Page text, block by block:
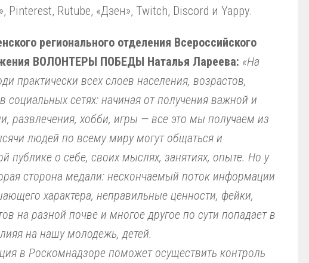
Pinterest, Rutube, «Дзен», Twitch, Discord и Yappy.
регионального отделения Всероссийского
ВОЛОНТЕРЫ ПОБЕДЫ Наталья Лареева: «На
практически всех слоев населения, возрастов,
социальных сетях: начиная от получения важной и
развлечения, хобби, игры — все это мы получаем из
людей по всему миру могут общаться и
публике о себе, своих мыслях, занятиях, опыте. Но у
сторона медали: нескончаемый поток информации
характера, неправильные ценности, фейки,
на разной почве и многое другое по сути попадает в
на нашу молодежь, детей.
в Роскомнадзоре поможет осуществить контроль